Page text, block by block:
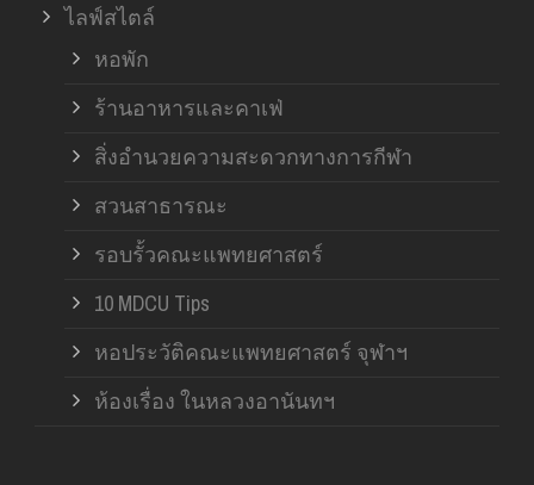
ไลฟ์สไตล์
หอพัก
ร้านอาหารและคาเฟ่
สิ่งอำนวยความสะดวกทางการกีฬา
สวนสาธารณะ
รอบรั้วคณะแพทยศาสตร์
10 MDCU Tips
หอประวัติคณะแพทยศาสตร์ จุฬาฯ
ห้องเรื่อง ในหลวงอานันทฯ